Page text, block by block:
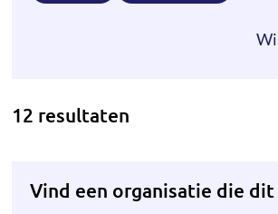
12 resultaten
Vind een organisatie die